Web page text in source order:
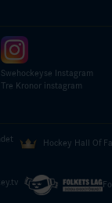
Swehockeyse Instagram
Tre Kronor instagram
Hockey Hall Of